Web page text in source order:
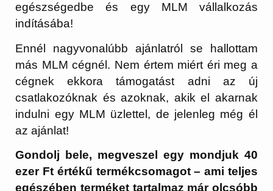
egészségedbe és egy MLM vállalkozás
indításába!
Ennél nagyvonalúbb ajánlatról se hallottam
más MLM cégnél. Nem értem miért éri meg a
cégnek ekkora támogatást adni az új
csatlakozóknak és azoknak, akik el akarnak
indulni egy MLM üzlettel, de jelenleg még él
az ajánlat!
Gondolj bele, megveszel egy mondjuk 40
ezer Ft értékű termékcsomagot – ami teljes
egészében terméket tartalmaz már olcsóbb